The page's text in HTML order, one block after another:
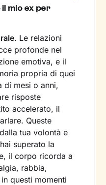
mio ex per
. Le relazioni
profonde nel
emotiva, e il
propria di quei
di mesi o anni,
risposte
accelerato, il
Queste
tua volontà e
superato la
il corpo ricorda a
rabbia,
questi momenti